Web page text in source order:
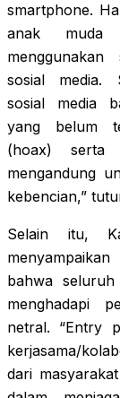
smartphone.
anak muda
menggunakan
sosial media.
sosial media
yang belum
(hoax) serta
mengandung
kebencian,”
Selain itu,
bahwa
menghadapi
netral. “Entry
kerjasama/
dari